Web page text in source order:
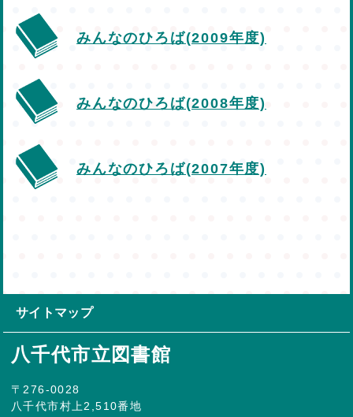
みんなのひろば(2009年度)
みんなのひろば(2008年度)
みんなのひろば(2007年度)
サイトマップ
八千代市立図書館
〒276-0028
八千代市村上2,510番地